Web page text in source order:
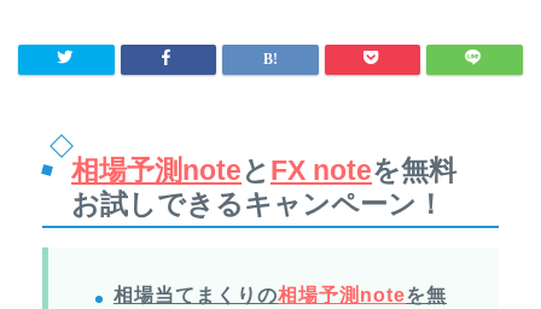
相場予測noteとFX noteを無料
お試しできるキャンペーン！
相場当てまくりの相場予測noteを無